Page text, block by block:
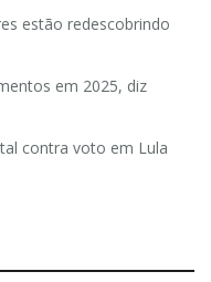
estão redescobrindo
em 2025, diz
contra voto em Lula